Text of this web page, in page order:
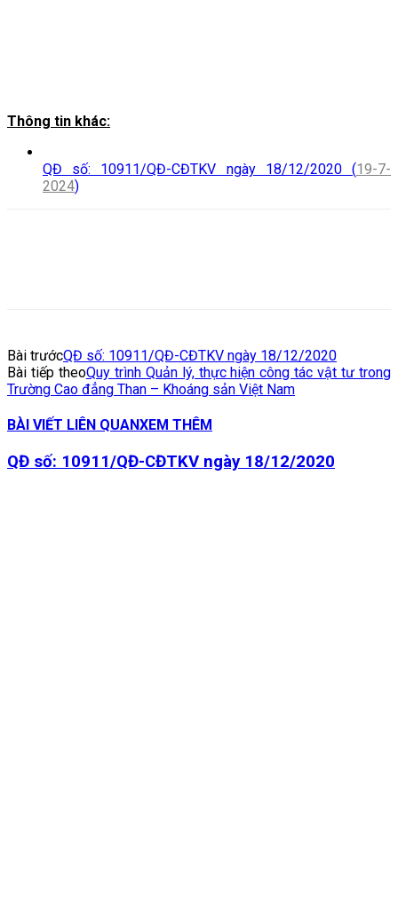
Thông tin khác:
QĐ số: 10911/QĐ-CĐTKV ngày 18/12/2020 (19-7-
2024)
Bài trướcQĐ số: 10911/QĐ-CĐTKV ngày 18/12/2020
Bài tiếp theoQuy trình Quản lý, thực hiện công tác vật tư trong
Trường Cao đẳng Than – Khoáng sản Việt Nam
BÀI VIẾT LIÊN QUANXEM THÊM
QĐ số: 10911/QĐ-CĐTKV ngày 18/12/2020